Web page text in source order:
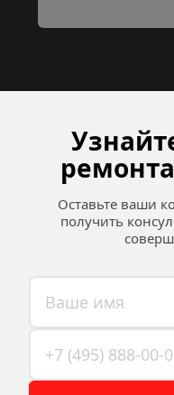
Оставьте ваши
получить